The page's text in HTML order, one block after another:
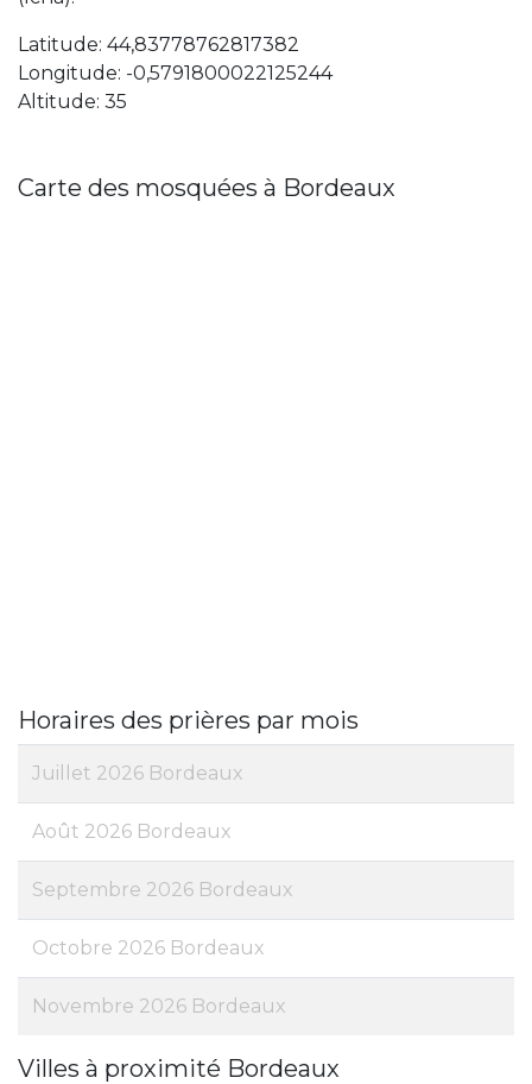
Latitude: 44,83778762817382
Longitude: -0,5791800022125244
Altitude: 35
Carte des mosquées à Bordeaux
Horaires des prières par mois
Juillet 2026 Bordeaux
Août 2026 Bordeaux
Septembre 2026 Bordeaux
Octobre 2026 Bordeaux
Novembre 2026 Bordeaux
Villes à proximité Bordeaux